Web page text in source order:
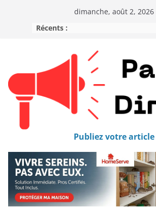
dimanche, août 2, 2026
Récents :
Publiez votre article